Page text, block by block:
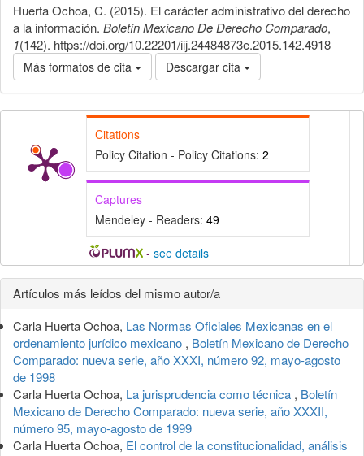
Huerta Ochoa, C. (2015). El carácter administrativo del derecho
a la información. Boletín Mexicano De Derecho Comparado,
1(142). https://doi.org/10.22201/iij.24484873e.2015.142.4918
Más formatos de cita Descargar cita
Citations
Policy Citation - Policy Citations: 2
Captures
Mendeley - Readers: 49
- see details
Detalles
del
artículo
Artículos más leídos del mismo autor/a
Carla Huerta Ochoa, Las Normas Oficiales Mexicanas en el
ordenamiento jurídico mexicano , Boletín Mexicano de Derecho
Comparado: nueva serie, año XXXI, número 92, mayo-agosto
de 1998
Carla Huerta Ochoa, La jurisprudencia como técnica , Boletín
Mexicano de Derecho Comparado: nueva serie, año XXXII,
número 95, mayo-agosto de 1999
Carla Huerta Ochoa, El control de la constitucionalidad, análisis